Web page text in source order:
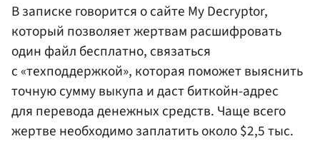
В записке говорится о сайте My Decryptor,
который позволяет жертвам расшифровать
один файл бесплатно, связаться
с «техподдержкой», которая поможет выяснить
точную сумму выкупа и даст биткойн-адрес
для перевода денежных средств. Чаще всего
жертве необходимо заплатить около $2,5 тыс.